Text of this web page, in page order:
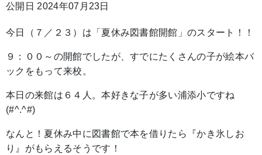
公開日 2024年07月23日
今日（７／２３）は「夏休み図書館開館」のスタート！！
９：００～の開館でしたが、すでにたくさんの子が絵本バ
ックをもって来校。
本日の来館は６４人。本好きな子が多い浦添小ですね
(#^.^#)
なんと！夏休み中に図書館で本を借りたら『かき氷しお
り』がもらえるそうです！